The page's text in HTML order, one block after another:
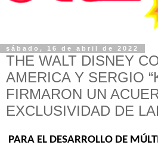
sábado, 16 de abril de 2022
THE WALT DISNEY
AMERICA Y SERGIO
FIRMARON UN
EXCLUSIVIDAD DE
PARA EL DESARROLLO DE